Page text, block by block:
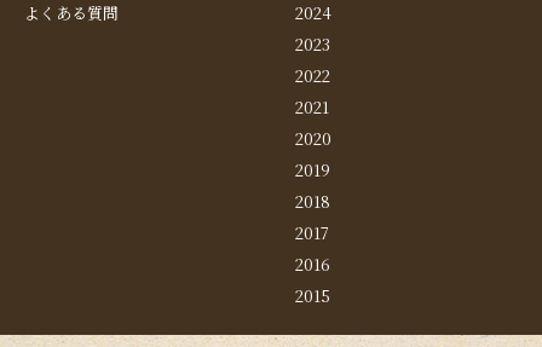
よくある質問
2024
2023
2022
2021
2020
2019
2018
2017
2016
2015